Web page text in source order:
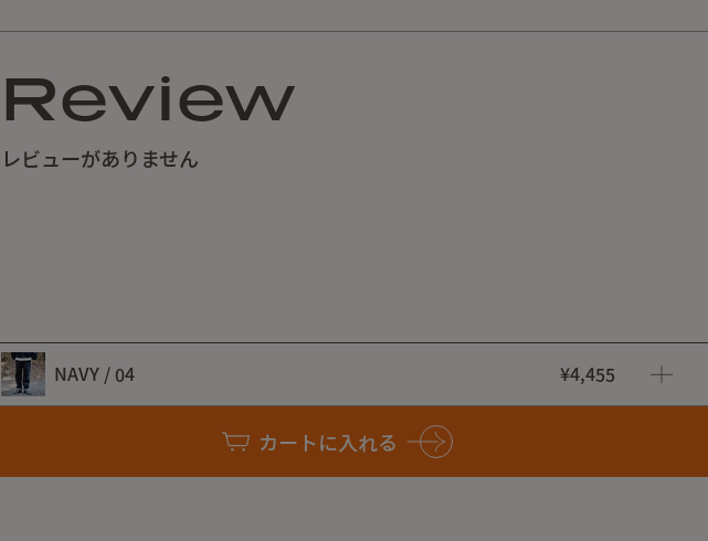
サルエルに近い深めの股上と裾にかけて絞り込んだ特徴的なシルエットになっています。
Review
レビューがありません
NAVY / 04 ¥4,455
カートに入れる